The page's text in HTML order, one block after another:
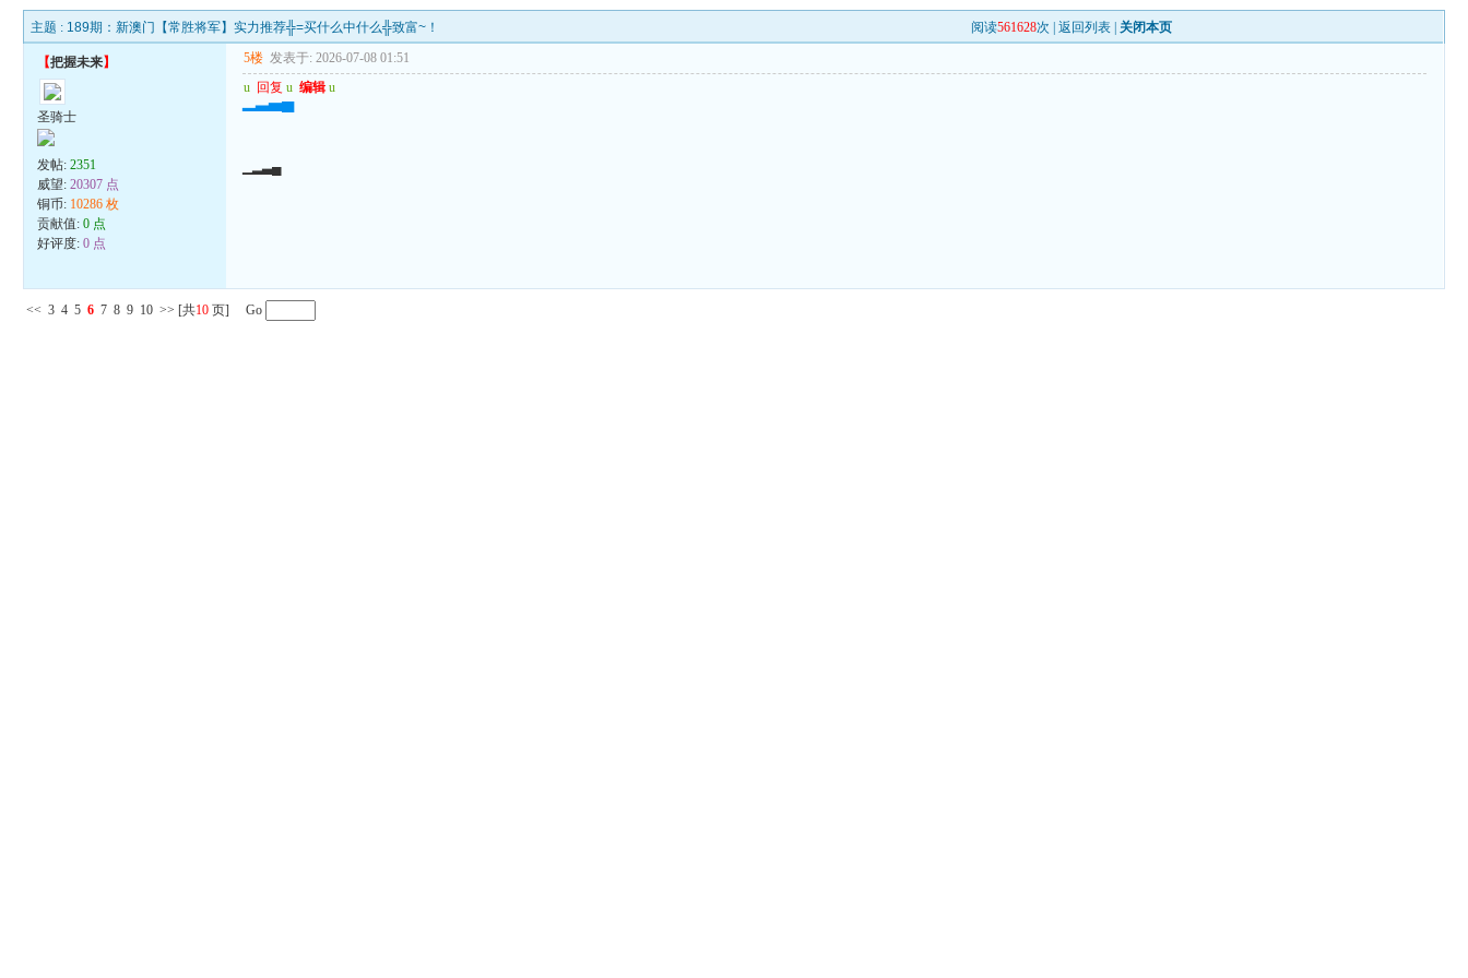
主题 : 189期：新澳门【常胜将军】实力推荐╬=买什么中什么╬致富~！ 阅读561628次 |返回列表 关闭本页
【把握未来】
圣骑士
发帖:2351
威望:20307 点
铜币: 10286 枚
贡献值:0 点
好评度:0 点
5楼 发表于: 2026-07-08 01:51
u 回复 u 编辑 u
▁▂▃▄
▁▂▃▄
<< 3 4 5 6 7 8 9 10 >> [共10 页] Go